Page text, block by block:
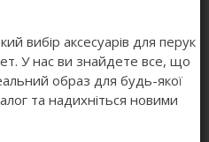
вибір аксесуарів для перук
У нас ви знайдете все, що
образ для будь-якої
та надихніться новими